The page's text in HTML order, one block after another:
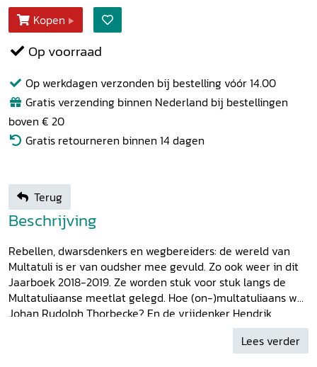
Kopen
Op voorraad
Op werkdagen verzonden bij bestelling vóór 14.00
Gratis verzending binnen Nederland bij bestellingen
boven € 20
Gratis retourneren binnen 14 dagen
Terug
Beschrijving
Rebellen, dwarsdenkers en wegbereiders: de wereld van
Multatuli is er van oudsher mee gevuld. Zo ook weer in dit
Jaarboek 2018-2019. Ze worden stuk voor stuk langs de
Multatuliaanse meetlat gelegd. Hoe (on-)multatuliaans was
Johan Rudolph Thorbecke? En de vrijdenker Hendrik
Houtman of de Vlaamse schrijver Julius de Geyter? Voorts
treft Multatuli's dochter Nonni enkele old boys en er is een
Lees verder